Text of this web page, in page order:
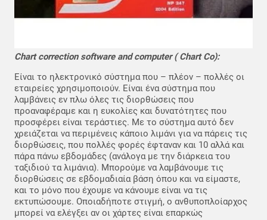
Chart correction software and computer ( Chart Co):
Είναι το ηλεκτρονικό σύστημα που – πλέον – πολλές οι
εταιρείες χρησιμοποιούν. Είναι ένα σύστημα που
λαμβάνεις εν πλω όλες τις διορθώσεις που
προαναφέραμε και η ευκολίες και δυνατότητες που
προσφέρει είναι τεράστιες. Με το σύστημα αυτό δεν
χρειάζεται να περιμένεις κάποιο λιμάνι για να πάρεις τις
διορθώσεις, που πολλές φορές έφταναν και 10 αλλά και
πάρα πάνω εβδομάδες (ανάλογα με την διάρκεια του
ταξιδιού τα λιμάνια). Μπορούμε να λαμβάνουμε τις
διορθώσεις σε εβδομαδιαία βάση όπου και να είμαστε,
και το μόνο που έχουμε να κάνουμε είναι να τις
εκτυπώσουμε. Οποιαδήποτε στιγμή, ο ανθυποπλοίαρχος
μπορεί να ελέγξει αν οι χάρτες είναι επαρκώς